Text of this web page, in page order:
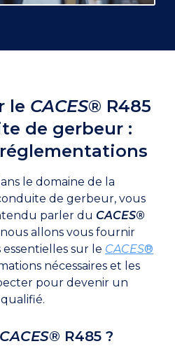
le CACES® R485
de gerbeur :
le domaine de la
de gerbeur, vous
parler du CACES®
allons vous fournir
sur le CACES®
nécessaires et les
pour devenir un
CACES® R485 ?